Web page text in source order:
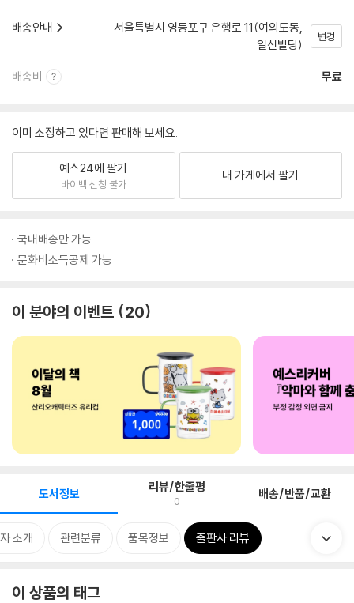
배송안내
서울특별시 영등포구 은행로 11(여의도동,
일신빌딩)
변경
배송비 무료
이미 소장하고 있다면 판매해 보세요.
예스24에 팔기
바이백 신청 불가
내 가게에서 팔기
국내배송만 가능
문화비소득공제 가능
이 분야의 이벤트 20
도서정보 리뷰/한줄평
0 배송/반품/교환
소개 관련분류 품목정보 출판사 리뷰
이 상품의 태그